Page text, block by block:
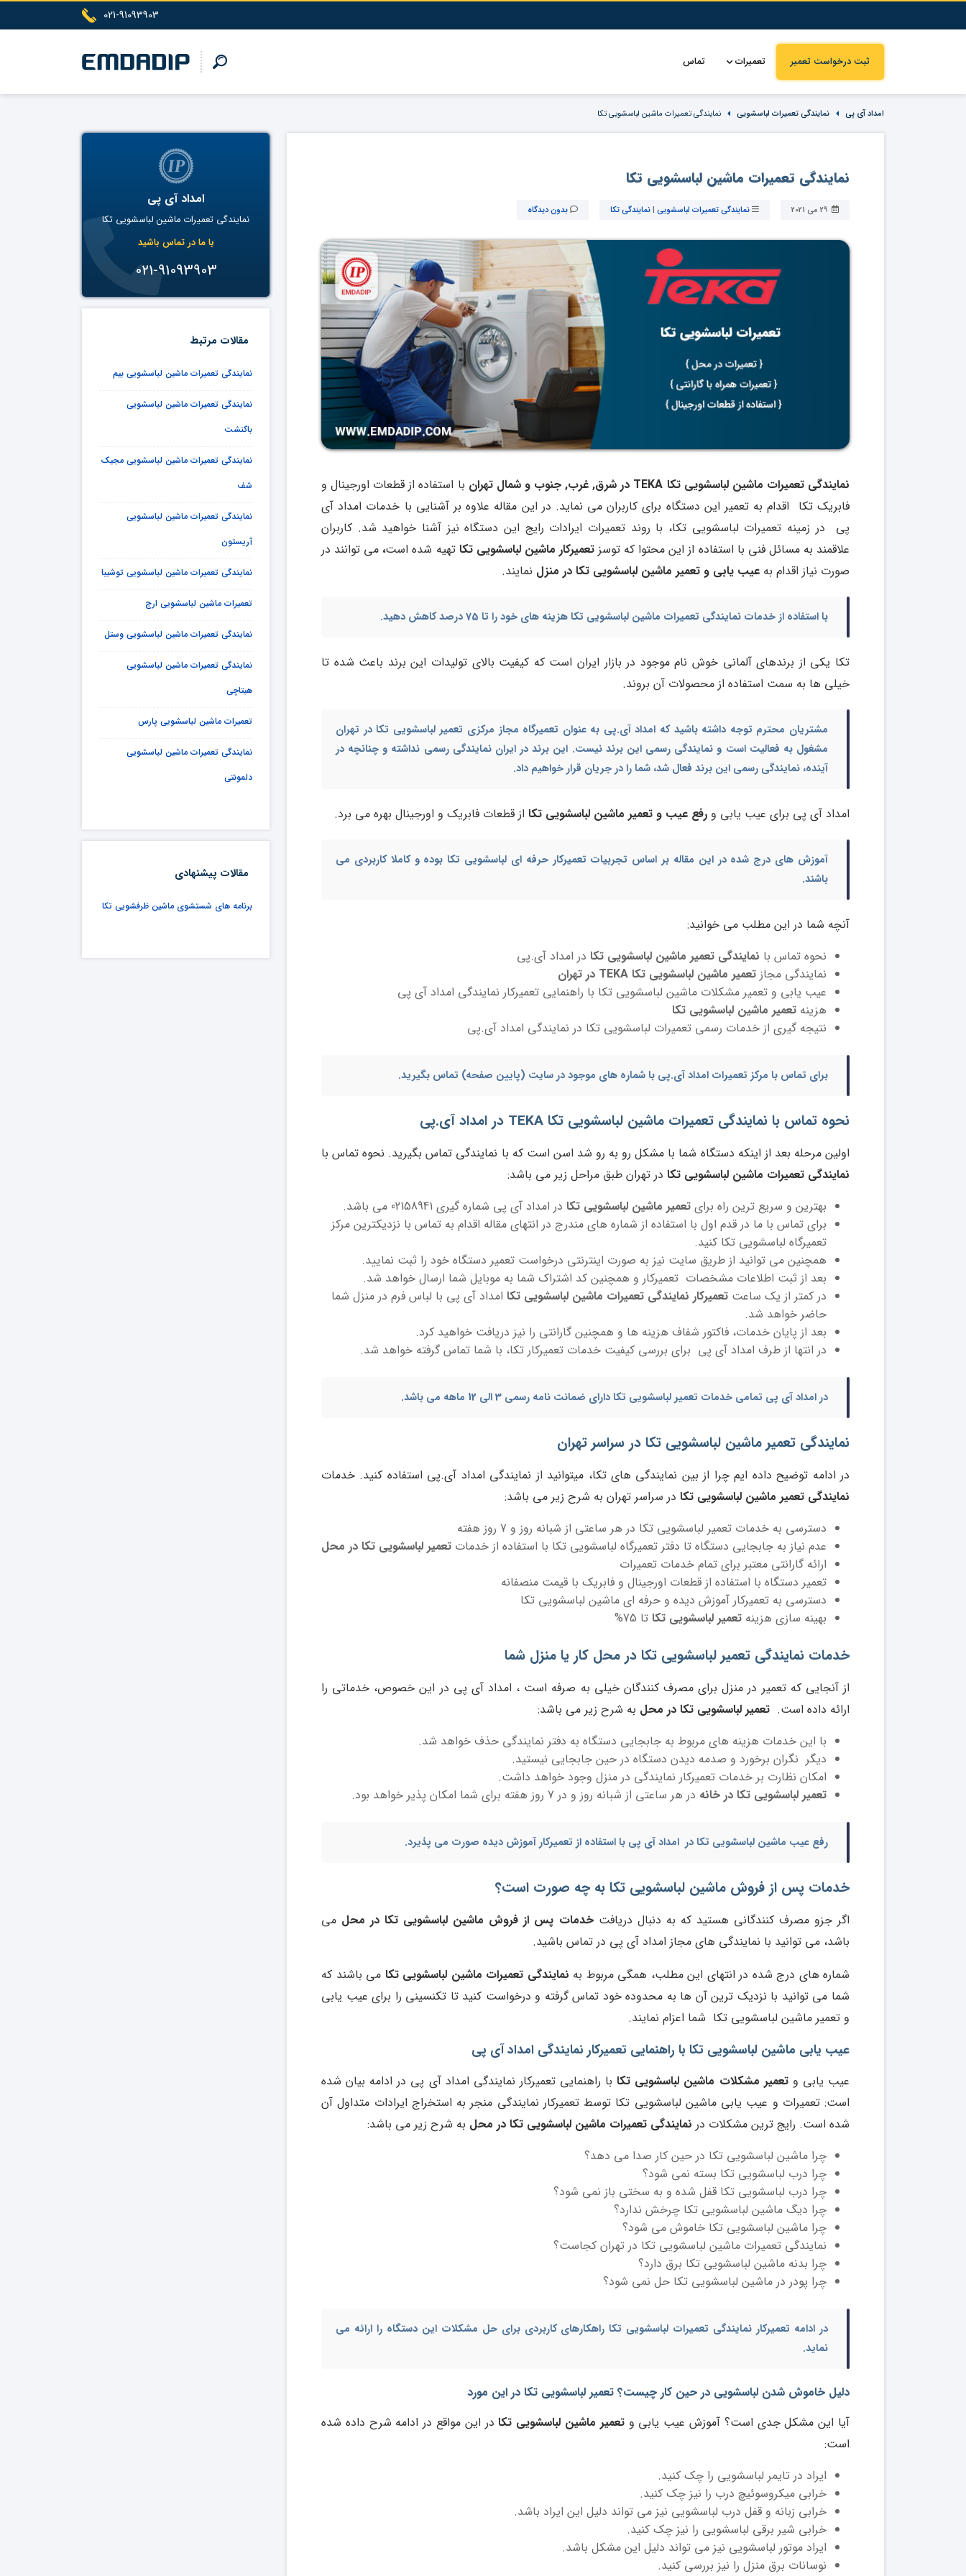
021-91093903
ثبت درخواست تعمیر تعمیرات تماس
امداد آی پی نمایندگی تعمیرات لباسشویی نمایندگی تعمیرات ماشین لباسشویی تکا
نمایندگی تعمیرات ماشین لباسشویی تکا
نمایندگی تعمیرات لباسشویی |نمایندگی تکا بدون دیدگاه
نمایندگی تعمیرات ماشین لباسشویی تکا TEKA در شرق ,غرب,جنوب و شمال تهران با استفاده از قطعات اورجینال و
فابریک تکا اقدام به تعمیر این دستگاه برای کاربران می نماید. در این مقاله علاوه بر آشنایی با خدمات امداد آی
پی در زمینه تعمیرات لباسشویی تکا، با روند تعمیرات ایرادات رایج این دستگاه نیز آشنا خواهید شد. کاربران
علاقمند به مسائل فنی با استفاده از این محتوا که توسزتعمیرکار ماشین لباسشویی تکاتهیه شده است، می توانند در
صورت نیاز اقدام به عیب یابی و تعمیر ماشین لباسشویی تکا در منزل نمایند.
با استفاده از خدمات نمایندگی تعمیرات ماشین لباسشویی تکا هزینه های خود را تا 75 درصد کاهش دهید.
تکا یکی از برندهای آلمانی خوش نام موجود در بازار ایران است که کیفیت بالای تولیدات این برند باعث شده تا
خیلی ها به سمت استفاده از محصولات آن بروند.
مشتریان محترم توجه داشته باشید که امداد آی.پی به عنوان تعمیرگاه مجاز مرکزی تعمیر لباسشویی تکا در تهران
مشغول به فعالیت است و نمایندگی رسمی این برند نیست. این برند در ایران نمایندگی رسمی نداشته و چنانچه در
آینده، نمایندگی رسمی این برند فعال شد، شما را در جریان قرار خواهیم داد.
امداد آی پی برای عیب یابی و رفع عیب و تعمیر ماشین لباسشویی تکا از قطعات فابریک و اورجینال بهره می برد.
آموزش های درج شده در این مقاله بر اساس تجربیات تعمیرکار حرفه ای لباسشویی تکا بوده و کاملا کاربردی می
باشند.
آنچه شما در این مطلب می خوانید:
نحوه تماس با نمایندگی تعمیر ماشین لباسشویی تکا در امداد آی.پی
نمایندگی مجاز تعمیر ماشین لباسشویی تکا TEKA در تهران
عیب یابی و تعمیر مشکلات ماشین لباسشویی تکا با راهنمایی تعمیرکار نمایندگی امداد آی پی
هزینه تعمیر ماشین لباسشویی تکا
نتیجه گیری از خدمات رسمی تعمیرات لباسشویی تکا در نمایندگی امداد آی.پی
برای تماس با مرکز تعمیرات امداد آی.پی با شماره های موجود در سایت (پایین صفحه) تماس بگیرید.
نحوه تماس با نمایندگی تعمیرات ماشین لباسشویی تکا TEKA در امداد آی.پی
اولین مرحله بعد از اینکه دستگاه شما با مشکل رو به رو شد اسن است که با نمایندگی تماس بگیرید. نحوه تماس با
نمایندگی تعمیرات ماشین لباسشویی تکا در تهران طبق مراحل زیر می باشد:
بهترین و سریع ترین راه برای تعمیر ماشین لباسشویی تکا در امداد آی پی شماره گیری 02158941 می باشد.
برای تماس با ما در قدم اول با استفاده از شماره های مندرج در انتهای مقاله اقدام به تماس با نزدیکترین مرکز
تعمیرگاه لباسشویی تکا کنید.
همچنین می توانید از طریق سایت نیز به صورت اینترنتی درخواست تعمیر دستگاه خود را ثبت نمایید.
بعد از ثبت اطلاعات مشخصات تعمیرکار و همچنین کد اشتراک شما به موبایل شما ارسال خواهد شد.
در کمتر از یک ساعت تعمیرکار نمایندگی تعمیرات ماشین لباسشویی تکا امداد آی پی با لباس فرم در منزل شما
حاضر خواهد شد.
بعد از پایان خدمات، فاکتور شفاف هزینه ها و همچنین گارانتی را نیز دریافت خواهید کرد.
در انتها از طرف امداد آی پی برای بررسی کیفیت خدمات تعمیرکار تکا، با شما تماس گرفته خواهد شد.
در امداد آی پی تمامی خدمات تعمیر لباسشویی تکا دارای ضمانت نامه رسمی 3 الی 12 ماهه می باشد.
نمایندگی تعمیر ماشین لباسشویی تکا در سراسر تهران
در ادامه توضیح داده ایم چرا از بین نمایندگی های تکا، میتوانید از نمایندگی امداد آی.پی استفاده کنید. خدمات
نمایندگی تعمیر ماشین لباسشویی تکا در سراسر تهران به شرح زیر می باشد:
دسترسی به خدمات تعمیر لباسشویی تکا در هر ساعتی از شبانه روز و 7 روز هفته
عدم نیاز به جابجایی دستگاه تا دفتر تعمیرگاه لباسشویی تکا با استفاده از خدمات تعمیر لباسشویی تکا در محل
ارائه گارانتی معتبر برای تمام خدمات تعمیرات
تعمیر دستگاه با استفاده از قطعات اورجینال و فابریک با قیمت منصفانه
دسترسی به تعمیرکار آموزش دیده و حرفه ای ماشین لباسشویی تکا
بهینه سازی هزینه تعمیر لباسشویی تکا تا 75%
خدمات نمایندگی تعمیر لباسشویی تکا در محل کار یا منزل شما
از آنجایی که تعمیر در منزل برای مصرف کنندگان خیلی به صرفه است ، امداد آی پی در این خصوص، خدماتی را
ارائه داده است. تعمیر لباسشویی تکا در محل به شرح زیر می باشد:
با این خدمات هزینه های مربوط به جابجایی دستگاه به دفتر نمایندگی حذف خواهد شد.
دیگر نگران برخورد و صدمه دیدن دستگاه در حین جابجایی نیستید.
امکان نظارت بر خدمات تعمیرکار نمایندگی در منزل وجود خواهد داشت.
تعمیر لباسشویی تکا در خانه در هر ساعتی از شبانه روز و در 7 روز هفته برای شما امکان پذیر خواهد بود.
رفع عیب ماشین لباسشویی تکا در امداد آی پی با استفاده از تعمیرکار آموزش دیده صورت می پذیرد.
خدمات پس از فروش ماشین لباسشویی تکا به چه صورت است؟
اگر جزو مصرف کنندگانی هستید که به دنبال دریافتخدمات پس از فروش ماشین لباسشویی تکا در محل می
باشد، می توانید با نمایندگی های مجاز امداد آی پی در تماس باشید.
شماره های درج شده در انتهای این مطلب، همگی مربوط به نمایندگی تعمیرات ماشین لباسشویی تکا می باشند که
شما می توانید با نزدیک ترین آن ها به محدوده خود تماس گرفته و درخواست کنید تا تکنسینی را برای عیب یابی
و تعمیر ماشین لباسشویی تکا شما اعزام نمایند.
عیب یابی ماشین لباسشویی تکا با راهنمایی تعمیرکار نمایندگی امداد آی پی
عیب یابی وتعمیر مشکلات ماشین لباسشویی تکابا راهنمایی تعمیرکار نمایندگی امداد آی پی در ادامه بیان شده
است: تعمیرات و عیب یابی ماشین لباسشویی تکا توسط تعمیرکار نمایندگی منجر به استخراج ایرادات متداول آن
شده است. رایج ترین مشکلات در نمایندگی تعمیرات ماشین لباسشویی تکا در محل به شرح زیر می باشد:
چرا ماشین لباسشویی تکا در حین کار صدا می دهد؟
چرا درب لباسشویی تکا بسته نمی شود؟
چرا درب لباسشویی تکا قفل شده و به سختی باز نمی شود؟
چرا دیگ ماشین لباسشویی تکا چرخش ندارد؟
چرا ماشین لباسشویی تکا خاموش می ‌شود؟
نمایندگی تعمیرات ماشین لباسشویی تکا در تهران کجاست؟
چرا بدنه ماشین لباسشویی تکا برق دارد؟
چرا پودر در ماشین لباسشویی تکا حل نمی ‌شود؟
در ادامه تعمیرکار نمایندگی تعمیرات لباسشویی تکا راهکارهای کاربردی برای حل مشکلات این دستگاه را ارائه می
نماید.
دلیل خاموش شدن لباسشویی در حین کار چیست؟ تعمیر لباسشویی تکا در این مورد
آیا این مشکل جدی است؟ آموزش عیب یابی وتعمیر ماشین لباسشویی تکادر این مواقع در ادامه شرح داده شده
است:
ایراد در تایمر لباسشویی را چک کنید.
خرابی میکروسوئیچ درب را نیز چک کنید.
خرابی زبانه و قفل درب لباسشویی نیز می تواند دلیل این ایراد باشد.
خرابی شیر برقی لباسشویی را نیز چک کنید.
ایراد موتور لباسشویی نیز می تواند دلیل این مشکل باشد.
نوسانات برق منزل را نیز بررسی کنید.
امداد آی پی
نمایندگی تعمیرات ماشین لباسشویی تکا
با ما در تماس باشید
021-91093903
مقالات مرتبط
نمایندگی تعمیرات ماشین لباسشویی بیم
نمایندگی تعمیرات ماشین لباسشویی
باکنشت
نمایندگی تعمیرات ماشین لباسشویی مجیک
شف
نمایندگی تعمیرات ماشین لباسشویی
آریستون
نمایندگی تعمیرات ماشین لباسشویی توشیبا
تعمیرات ماشین لباسشویی ارج
نمایندگی تعمیرات ماشین لباسشویی وستل
نمایندگی تعمیرات ماشین لباسشویی
هیتاچی
تعمیرات ماشین لباسشویی پارس
نمایندگی تعمیرات ماشین لباسشویی
دلمونتی
مقالات پیشنهادی
برنامه های شستشوی ماشین ظرفشویی تکا